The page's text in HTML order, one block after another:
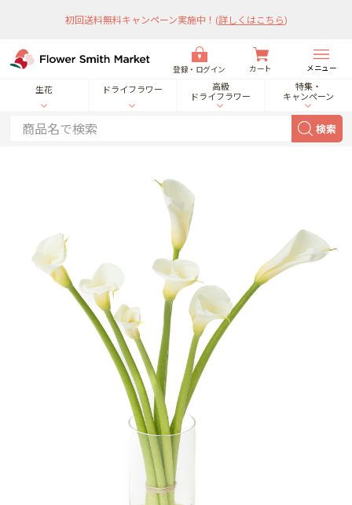
初回送料無料キャンペーン実施中！ (詳しくはこちら)
登録・ログイン カート メニュー
生花 ドライフラワー
高級
ドライフラワー
特集・
キャンペーン
検索